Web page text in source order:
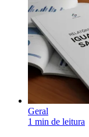
Geral
1 min de leitura